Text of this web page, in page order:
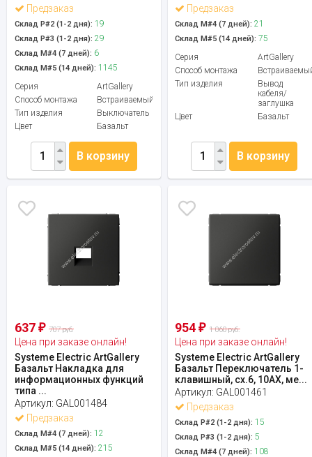
Предзаказ
Склад Р#2 (1-2 дня): 19
Склад Р#3 (1-2 дня): 29
Склад М#4 (7 дней): 6
Склад М#5 (14 дней): 1145
Серия
ArtGallery
Способ монтажа
Встраиваемый
Тип изделия
Выключатель
Цвет
Базальт
В корзину
Предзаказ
Склад М#4 (7 дней): 21
Склад М#5 (14 дней): 75
Серия
ArtGallery
Способ монтажа
Тип изделия
Вывод
кабеля/
заглушка
Цвет
Базальт
В корзину
637 ₽ 707 руб.
Цена при заказе онлайн!
Systeme Electric ArtGallery
Базальт Накладка для
информационных функций
типа ...
Артикул: GAL001484
Предзаказ
Склад М#4 (7 дней): 12
Склад М#5 (14 дней): 215
954₽ 1 060 руб.
Цена при заказе онлайн!
Systeme Electric ArtGallery
Базальт Переключатель 1-
клавишный, сх.6, 10АХ, ме...
Артикул: GAL001461
Предзаказ
Склад Р#2 (1-2 дня): 15
Склад Р#3 (1-2 дня): 5
Склад М#4 (7 дней): 108